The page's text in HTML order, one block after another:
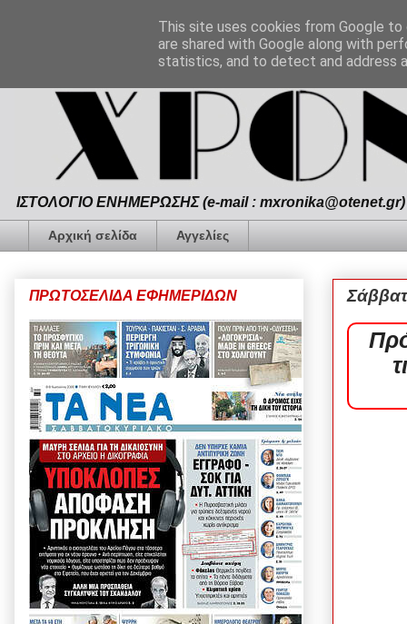
ΙΣΤΟΛΟΓΙΟ ΕΝΗΜΕΡΩΣΗΣ (e-mail :
Αρχική σελίδα Αγγελίες
ΠΡΩΤΟΣΕΛΙΔΑ ΕΦΗΜΕΡΙΔΩΝ
This site uses cookies from Google
are shared with Google along with
statistics, and to detect and address